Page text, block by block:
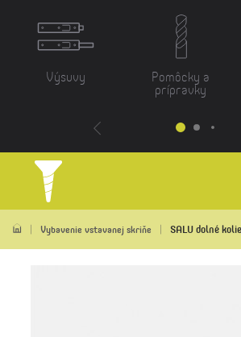
Výsuvy Pomôcky a
prípravky
Vybavenie vstavanej skriňe SALU dolné